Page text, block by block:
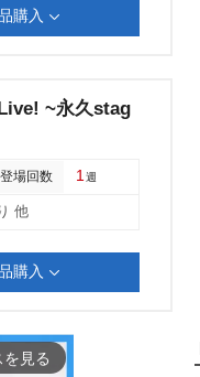
購入
~永久stag
登場回数 1 週
他
購入
見る